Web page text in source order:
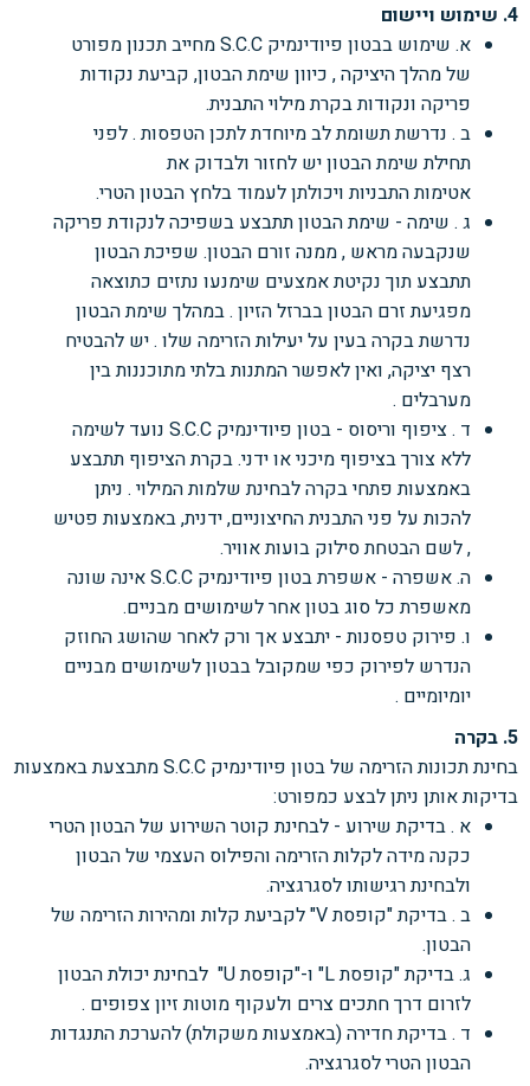
4. שימוש ויישום
א. שימוש בבטון פיודינמיק S.C.C
מחייב תכנון מפורט
של מהלך היציקה , כיוון שימת הבטון, קביעת נקודות
פריקה ונקודות בקרת מילוי התבנית.
ב . נדרשת תשומת לב מיוחדת לתכן הטפסות . לפני
תחילת שימת הבטון יש לחזור ולבדוק את
אטימותהתבניות ויכולתן לעמוד בלחץ הבטון הטרי.
ג . שימה - שימת הבטון תתבצע בשפיכה לנקודת פריקה
שנקבעה מראש , ממנה זורם הבטון. שפיכתהבטון
תתבצע תוך נקיטת אמצעים שימנעו נתזים כתוצאה
מפגיעת זרם הבטון בברזל הזיון . במהלך שימת הבטון
נדרשת בקרה בעין על יעילות הזרימה שלו . יש להבטיח
רצף יציקה, ואין לאפשר המתנותבלתי מתוכננות בין
מערבלים .
ד . ציפוף וריסוס - בטון פיודינמיק S.C.C
נועד לשימה
ללא צורך בציפוף מיכני או ידני. בקרת הציפוף תתבצע
באמצעות פתחי בקרה לבחינת שלמות המילוי . ניתן
להכות על פני התבנית החיצוניים, ידנית,באמצעות פטיש
, לשם הבטחת סילוק בועות אוויר.
ה. אשפרה - אשפרת בטון פיודינמיק S.C.C
אינה שונה
מאשפרת כל סוג בטון אחר לשימושים מבניים.
ו. פירוק טפסנות - יתבצע אך ורק לאחר שהושג החוזק
הנדרש לפירוק כפי שמקובל בבטון לשימושים מבניים
יומיומיים .
5. בקרה
בחינת תכונות הזרימה של בטון פיודינמיק S.C.C
מתבצעת באמצעות
בדיקות אותן ניתן לבצע כמפורט:
א . בדיקת שירוע - לבחינת קוטר השירוע של הבטון הטרי
כקנה מידה לקלות הזרימה והפילוס העצמי של הבטון
ולבחינת רגישותו לסגרגציה.
ב . בדיקת "קופסת V"
לקביעת קלות ומהירות הזרימה של
הבטון.
ג. בדיקת "קופסת L" ו-"קופסת U"
לבחינת יכולת הבטון
לזרום דרך חתכים צרים ולעקוף מוטות זיוןצפופים .
ד . בדיקת חדירה (באמצעות משקולת) להערכת התנגדות
הבטון הטרי לסגרגציה.